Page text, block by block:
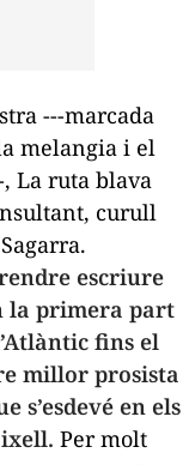
---marcada
melangia i el
La ruta blava
curull
escriure
la primera part
fins el
millor prosista
s’esdevé en els
Per molt